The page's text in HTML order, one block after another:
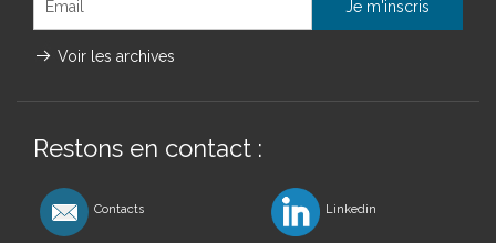
Voir les archives
Restons en contact :
Contacts Linkedin